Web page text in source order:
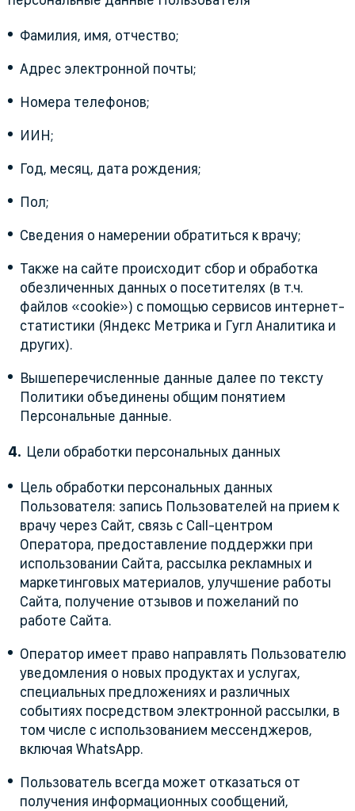
Фамилия, имя, отчество;
Адрес электронной почты;
Номера телефонов;
ИИН;
Год, месяц, дата рождения;
Пол;
Сведения о намерении обратиться к врачу;
Также на сайте происходит сбор и обработка
обезличенных данных о посетителях (в т.ч.
файлов «cookie») с помощью сервисов интернет-
статистики (Яндекс Метрика и Гугл Аналитика и
других).
Вышеперечисленные данные далее по тексту
Политики объединены общим понятием
Персональные данные.
Цели обработки персональных данных
Цель обработки персональных данных
Пользователя: запись Пользователей на прием к
врачу через Сайт, связь с Call-центром
Оператора, предоставление поддержки при
использовании Сайта, рассылка рекламных и
маркетинговых материалов, улучшение работы
Сайта, получение отзывов и пожеланий по
работе Сайта.
Оператор имеет право направлять Пользователю
уведомления о новых продуктах и услугах,
специальных предложениях и различных
событиях посредством электронной рассылки, в
том числе с использованием мессенджеров,
включая WhatsApp.
Пользователь всегда может отказаться от
получения информационных сообщений,